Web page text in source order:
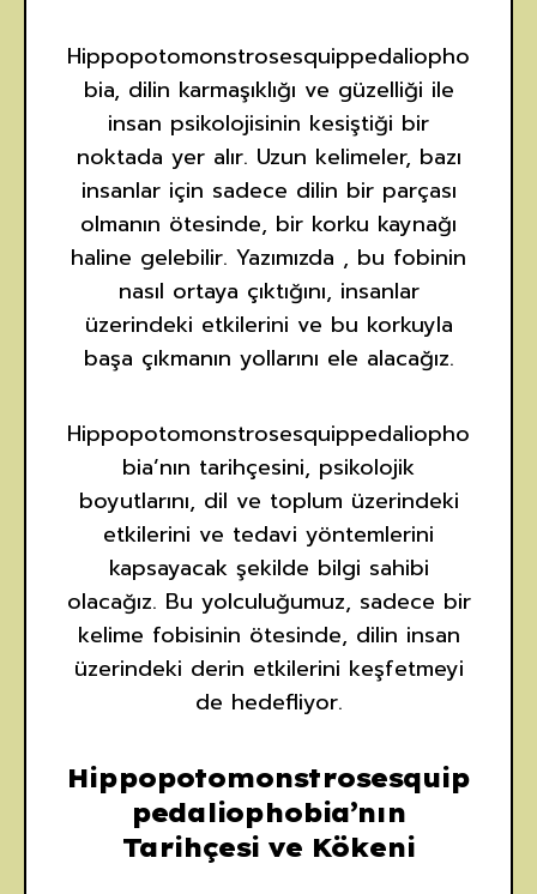
Hippopotomonstrosesquippedaliopho
bia, dilin karmaşıklığı ve güzelliği ile
insan psikolojisinin kesiştiği bir
noktada yer alır. Uzun kelimeler, bazı
insanlar için sadece dilin bir parçası
olmanın ötesinde, bir korku kaynağı
haline gelebilir. Yazımızda , bu fobinin
nasıl ortaya çıktığını, insanlar
üzerindeki etkilerini ve bu korkuyla
başa çıkmanın yollarını ele alacağız.
Hippopotomonstrosesquippedaliopho
bia’nın tarihçesini, psikolojik
boyutlarını, dil ve toplum üzerindeki
etkilerini ve tedavi yöntemlerini
kapsayacak şekilde bilgi sahibi
olacağız. Bu yolculuğumuz, sadece bir
kelime fobisinin ötesinde, dilin insan
üzerindeki derin etkilerini keşfetmeyi
de hedefliyor.
Hippopotomonstrosesquip
pedaliophobia’nın
Tarihçesi ve Kökeni